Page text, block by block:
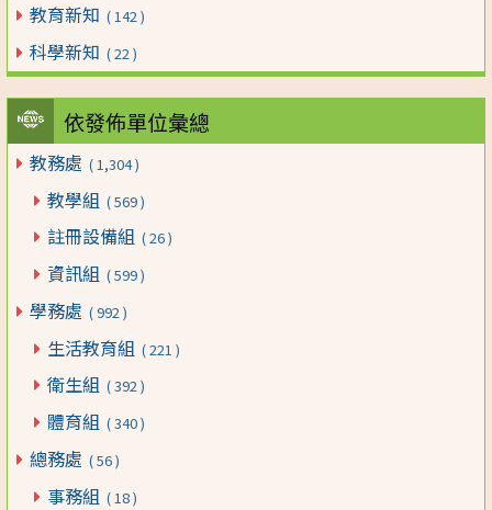
教育新知 ( 142 )
科學新知 ( 22 )
依發佈單位彙總
教務處 ( 1,304 )
教學組 ( 569 )
註冊設備組 ( 26 )
資訊組 ( 599 )
學務處 ( 992 )
生活教育組 ( 221 )
衛生組 ( 392 )
體育組 ( 340 )
總務處 ( 56 )
事務組 ( 18 )